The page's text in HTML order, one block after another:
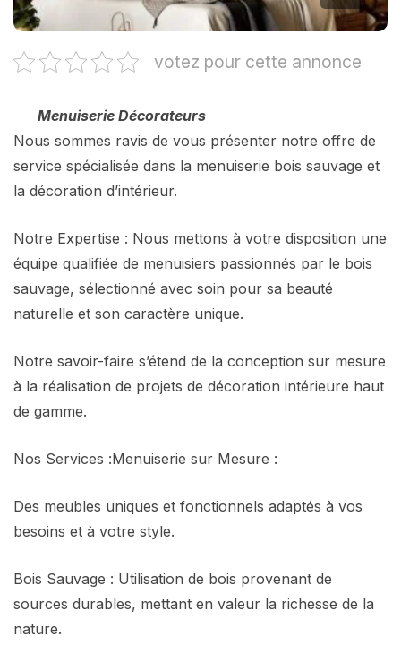
votez pour cette annonce
Menuiserie Décorateurs
Nous sommes ravis de vous présenter notre offre de
service spécialisée dans la menuiserie bois sauvage et
la décoration d’intérieur.
Notre Expertise : Nous mettons à votre disposition une
équipe qualifiée de menuisiers passionnés par le bois
sauvage, sélectionné avec soin pour sa beauté
naturelle et son caractère unique.
Notre savoir-faire s’étend de la conception sur mesure
à la réalisation de projets de décoration intérieure haut
de gamme.
Nos Services :Menuiserie sur Mesure :
Des meubles uniques et fonctionnels adaptés à vos
besoins et à votre style.
Bois Sauvage : Utilisation de bois provenant de
sources durables, mettant en valeur la richesse de la
nature.